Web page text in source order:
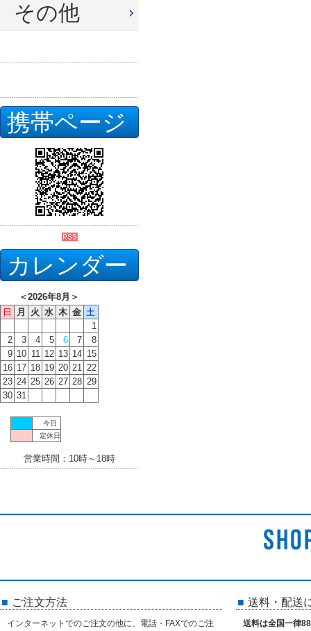
その他
携帯ページ
カレンダー
＜2026年8月 ＞
日
月 火 水 木 金 土
1
2
3 4 5 6 7
8
9 10 11 12 13 14 15
16 17 18 19 20 21 22
23 24 25 26 27 28 29
30 31
今日
定休日
営業時間：10時～18時
ご注文方法
インターネットでのご注文の他に、電話・FAXでのご注
送料・配送
送料は全国一律